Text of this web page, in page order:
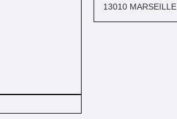
13010 MARSEILLE